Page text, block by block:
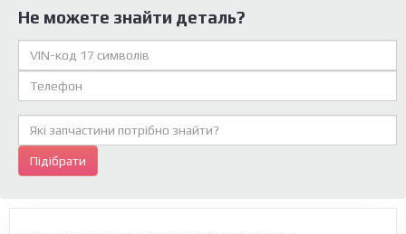
Не можете знайти деталь?
Підібрати